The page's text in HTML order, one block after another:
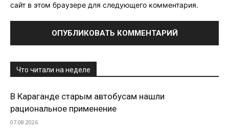
сайт в этом браузере для следующего комментария.
Что читали на неделе
В Караганде старым автобусам нашли
рациональное применение
07.08.2026